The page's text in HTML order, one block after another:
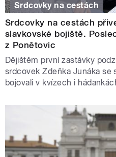
Srdcovky na cestách
Srdcovky na cestách
slavkovské bojiště.
z Ponětovic
Dějištěm první zastávky
srdcovek Zdeňka Junáka se
bojovali v kvízech i